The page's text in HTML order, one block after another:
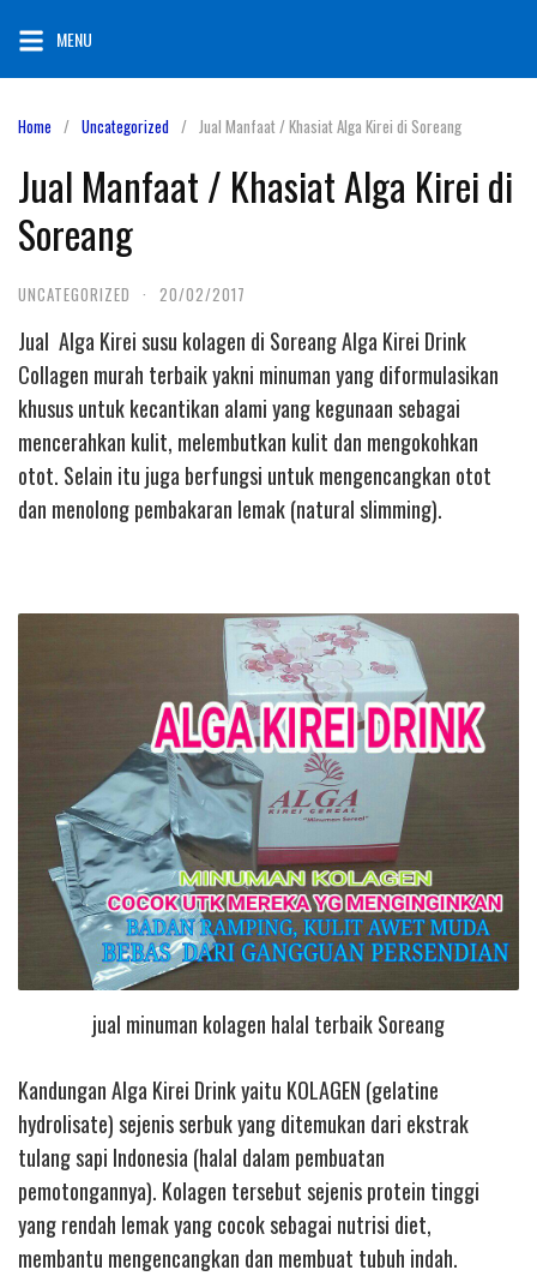
content
MENU
Home Uncategorized Jual Manfaat / Khasiat Alga Kirei di Soreang
Jual Manfaat / Khasiat Alga Kirei di
Soreang
UNCATEGORIZED · 20/02/2017
Jual Alga Kirei susu kolagen di Soreang Alga Kirei Drink
Collagen murah terbaik yakni minuman yang diformulasikan
khusus untuk kecantikan alami yang kegunaan sebagai
mencerahkan kulit, melembutkan kulit dan mengokohkan
otot. Selain itu juga berfungsi untuk mengencangkan otot
dan menolong pembakaran lemak (natural slimming).
jual minuman kolagen halal terbaik Soreang
Kandungan Alga Kirei Drink yaitu KOLAGEN (gelatine
hydrolisate) sejenis serbuk yang ditemukan dari ekstrak
tulang sapi Indonesia (halal dalam pembuatan
pemotongannya). Kolagen tersebut sejenis protein tinggi
yang rendah lemak yang cocok sebagai nutrisi diet,
membantu mengencangkan dan membuat tubuh indah.